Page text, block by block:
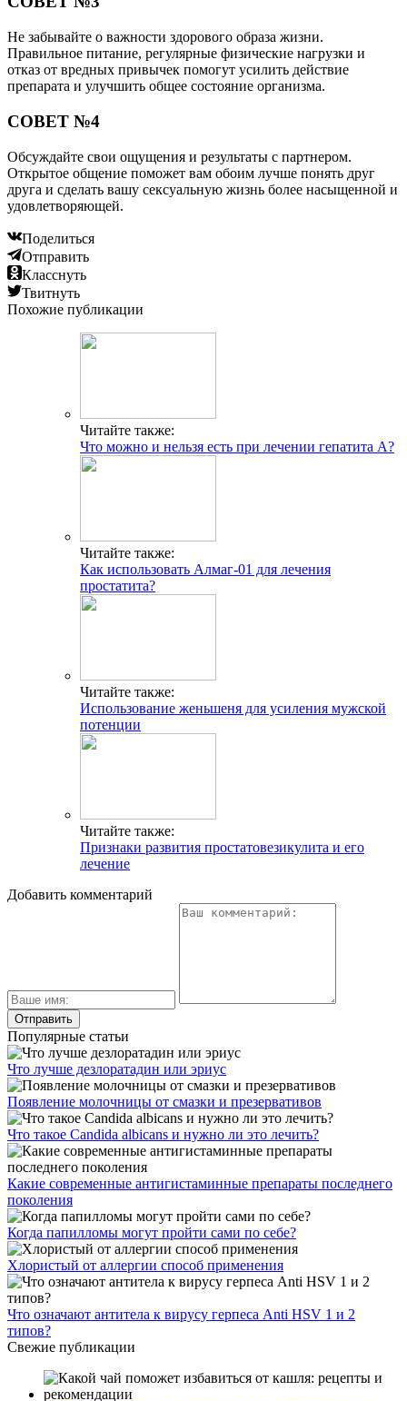
Не забывайте о важности здорового образа жизни.
Правильное питание, регулярные физические нагрузки и
отказ от вредных привычек помогут усилить действие
препарата и улучшить общее состояние организма.
СОВЕТ №4
Обсуждайте свои ощущения и результаты с партнером.
Открытое общение поможет вам обоим лучше понять друг
друга и сделать вашу сексуальную жизнь более насыщенной и
удовлетворяющей.
Поделиться
Отправить
Класснуть
Твитнуть
Похожие публикации
Читайте также:
Что можно и нельзя есть при лечении гепатита А?
Читайте также:
Как использовать Алмаг-01 для лечения
простатита?
Читайте также:
Использование женьшеня для усиления мужской
потенции
Читайте также:
Признаки развития простатовезикулита и его
лечение
Добавить комментарий
Популярные статьи
Что лучше дезлоратадин или эриус
Появление молочницы от смазки и презервативов
Что такое Candida albicans и нужно ли это лечить?
Какие современные антигистаминные препараты последнего
поколения
Когда папилломы могут пройти сами по себе?
Хлористый от аллергии способ применения
Что означают антитела к вирусу герпеса Anti HSV 1 и 2
типов?
Свежие публикации